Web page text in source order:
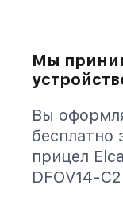
Мы
Вы
бесплатно
прицел
DFOV14-